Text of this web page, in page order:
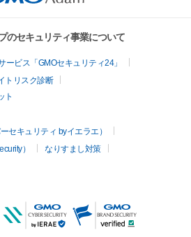
のセキュリティ事業について
ビス「GMOセキュリティ24」
トリスク診断
ト
セキュリティ byイエラエ）
）
なりすまし対策